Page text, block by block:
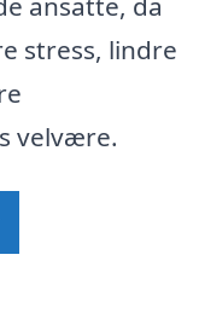
stress, lindre
velvære.